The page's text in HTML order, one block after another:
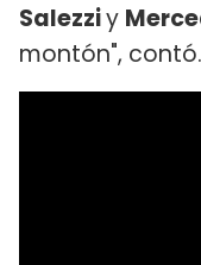
Salezziy
montón", contó.